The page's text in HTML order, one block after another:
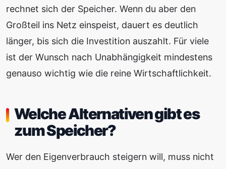
rechnet sich der Speicher. Wenn du aber den
Großteil ins Netz einspeist, dauert es deutlich
länger, bis sich die Investition auszahlt. Für viele
ist der Wunsch nach Unabhängigkeit mindestens
genauso wichtig wie die reine Wirtschaftlichkeit.
Welche Alternativen gibt es
zum Speicher?
Wer den Eigenverbrauch steigern will, muss nicht